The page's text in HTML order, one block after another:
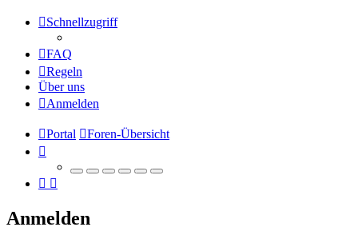
Schnellzugriff
FAQ
Regeln
Über uns
Anmelden
Portal Foren-Übersicht
Anmelden